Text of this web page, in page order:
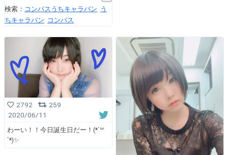
検索： コンパスうちキャラバン う
ちキャラバン コンパス
2792
259
2020/06/11
わーい！！今日誕生日だー！(*´꒳
`*)✨